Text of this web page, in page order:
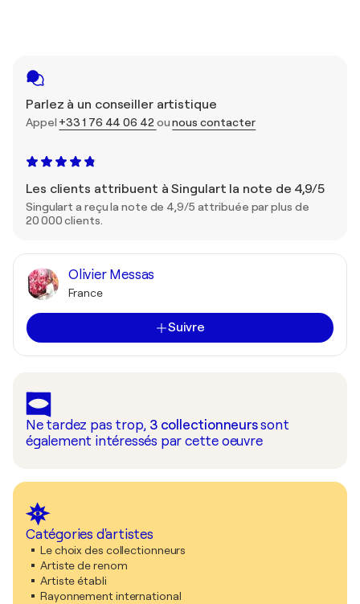
Parlez à un conseiller artistique
Appel +33 1 76 44 06 42ounous contacter
Les clients attribuent à Singulart la note de 4,9/5
Singulart a reçu la note de 4,9/5 attribuée par plus de
20 000 clients.
Olivier Messas
France
Suivre
Ne tardez pas trop, 3collectionneurssont
également intéressés par cette oeuvre
Catégories d'artistes
Le choix des collectionneurs
Artiste de renom
Artiste établi
Rayonnement international